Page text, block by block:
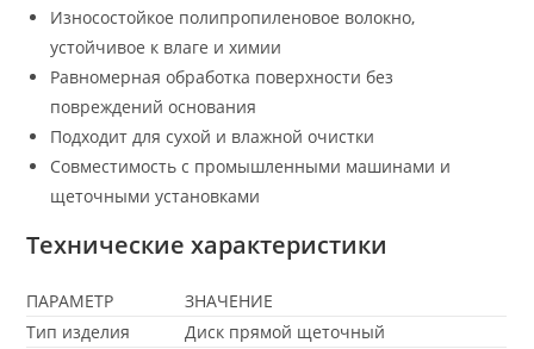
Износостойкое полипропиленовое волокно,
устойчивое к влаге и химии
Равномерная обработка поверхности без
повреждений основания
Подходит для сухой и влажной очистки
Совместимость с промышленными машинами и
щеточными установками
Технические характеристики
ПАРАМЕТР
ЗНАЧЕНИЕ
Тип изделия
Диск прямой щеточный